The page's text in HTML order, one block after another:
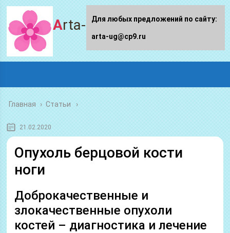
Arta-ug.ru
Главная › Статьи
21.02.2020
Опухоль берцовой кости
ноги
Доброкачественные и
злокачественные опухоли
костей – диагностика и лечение
Для любых предложений по сайту:
arta-ug@cp9.ru